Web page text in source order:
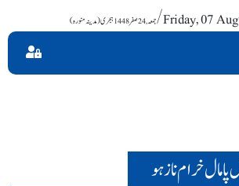
جمعہ , 24 صفر 1448 ہجری (مدینہ منورہ)/ Friday, 07
خرام ناز ہو